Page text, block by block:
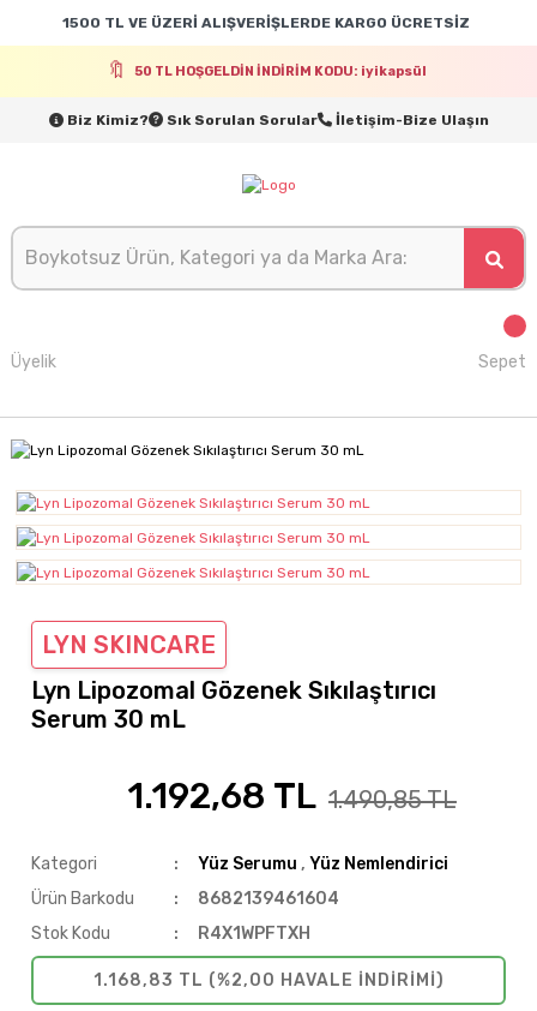
1500 TL VE ÜZERİ ALIŞVERİŞLERDE KARGO ÜCRETSİZ
50 TL HOŞGELDİN İNDİRİM KODU: iyikapsül
Biz Kimiz? Sık Sorulan Sorular İletişim-Bize Ulaşın
Üyelik Sepet
LYN SKINCARE
Lyn Lipozomal Gözenek Sıkılaştırıcı
Serum 30 mL
1.192,68 TL 1.490,85 TL
Kategori Yüz Serumu , Yüz Nemlendirici
Ürün Barkodu
8682139461604
Stok Kodu
R4X1WPFTXH
1.168,83 TL (%2,00 HAVALE INDIRIMI)